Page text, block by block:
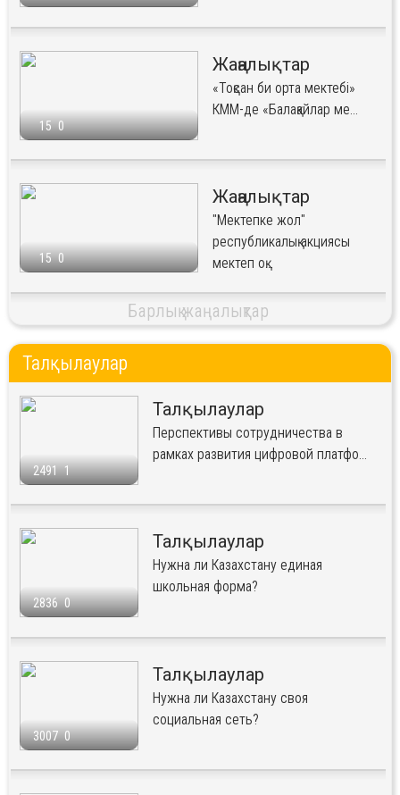
15 0
Жаңалықтар
«Тоқсан би орта мектебі»
КММ-де «Балақайлар ме...
15 0
Жаңалықтар
"Мектепке жол"
республикалық акциясы
мектеп оқ...
Барлық жаңалықтар
Талқылаулар
2491 1
Талқылаулар
Перспективы сотрудничества в
рамках развития цифровой платфо...
2836 0
Талқылаулар
Нужна ли Казахстану единая
школьная форма?
3007 0
Талқылаулар
Нужна ли Казахстану своя
социальная сеть?